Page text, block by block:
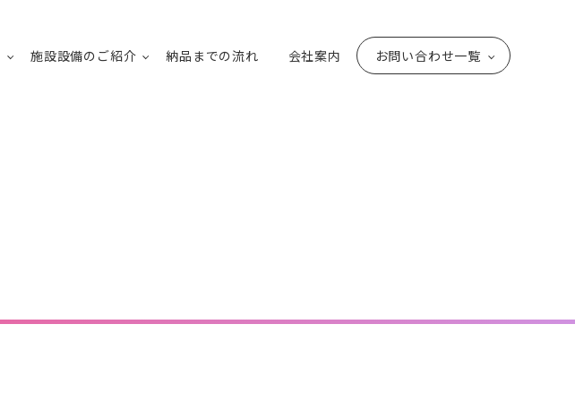
施設設備のご紹介 納品までの流れ 会社案内 お問い合わせ一覧